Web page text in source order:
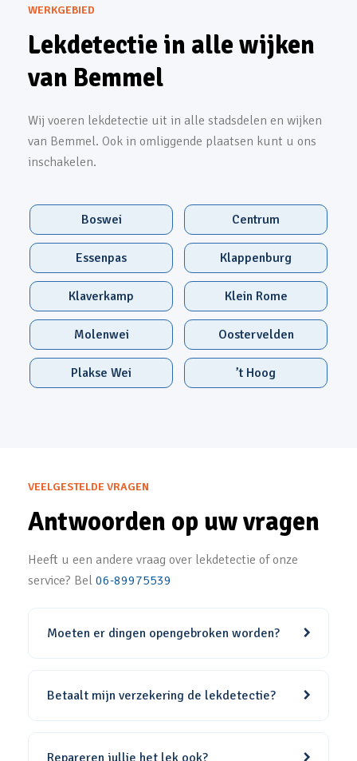
WERKGEBIED
Lekdetectie in alle wijken
van Bemmel
Wij voeren lekdetectie uit in alle stadsdelen en wijken
van Bemmel. Ook in omliggende plaatsen kunt u ons
inschakelen.
Boswei Centrum
Essenpas Klappenburg
Klaverkamp Klein Rome
Molenwei Oostervelden
Plakse Wei ’t Hoog
VEELGESTELDE VRAGEN
Antwoorden op uw vragen
Heeft u een andere vraag over lekdetectie of onze
service? Bel 06-89975539
Moeten er dingen opengebroken worden?
Betaalt mijn verzekering de lekdetectie?
Repareren jullie het lek ook?